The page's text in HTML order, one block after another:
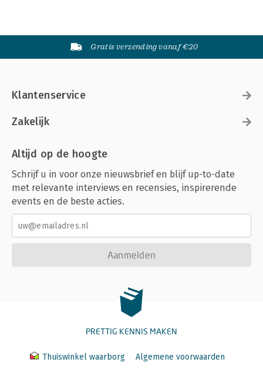
Gratis verzending vanaf €20
Klantenservice
Zakelijk
Altijd op de hoogte
Schrijf u in voor onze nieuwsbrief en blijf up-to-date
met relevante interviews en recensies, inspirerende
events en de beste acties.
Aanmelden
PRETTIG KENNIS MAKEN
Thuiswinkel waarborg
Algemene voorwaarden